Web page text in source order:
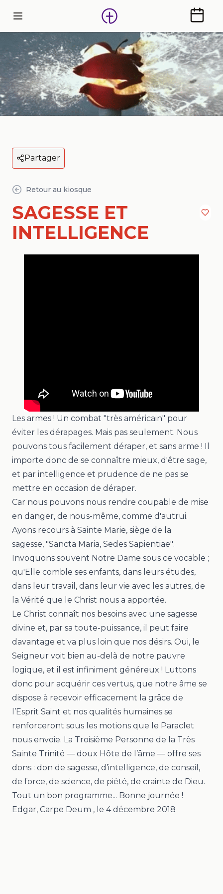
Partager
Retour au kiosque
SAGESSE ET
INTELLIGENCE
Les armes ! Un combat "très américain" pour
éviter les dérapages. Mais pas seulement. Nous
pouvons tous facilement déraper, et sans arme ! Il
importe donc de se connaître mieux, d'être sage,
et par intelligence et prudence de ne pas se
mettre en occasion de déraper.
Car nous pouvons nous rendre coupable de mise
en danger, de nous-même, comme d'autrui.
Ayons recours à Sainte Marie, siège de la
sagesse, "Sancta Maria, Sedes Sapientiae".
Invoquons souvent Notre Dame sous ce vocable ;
qu'Elle comble ses enfants, dans leurs études,
dans leur travail, dans leur vie avec les autres, de
la Vérité que le Christ nous a apportée.
Le Christ connaît nos besoins avec une sagesse
divine et, par sa toute-puissance, il peut faire
davantage et va plus loin que nos désirs. Oui, l e
Seigneur voit bien au-delà de notre pauvre
logique, et il est infiniment généreux ! Luttons
donc pour acquérir ces vertus, que notre âme se
dispose à recevoir efficacement la grâce de
l’Esprit Saint et nos qualités humaines se
renforceront sous les motions que le Paraclet
nous envoie. La Troisième Personne de la Très
Sainte Trinité — doux Hôte de l’âme — offre ses
dons : don de sagesse, d’intelligence, de conseil,
de force, de science, de piété, de crainte de Dieu.
Tout un bon programme... Bonne journée !
Edgar, Carpe Deum , le 4 décembre 2018